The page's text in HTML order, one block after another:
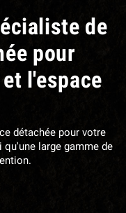
de
pour
l'espace
détachée pour votre
large gamme de